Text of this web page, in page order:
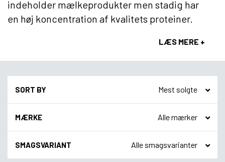
indeholder mælkeprodukter men stadig har
en høj koncentration af kvalitets proteiner.
LÆS MERE +
SORT BY
MÆRKE
SMAGSVARIANT